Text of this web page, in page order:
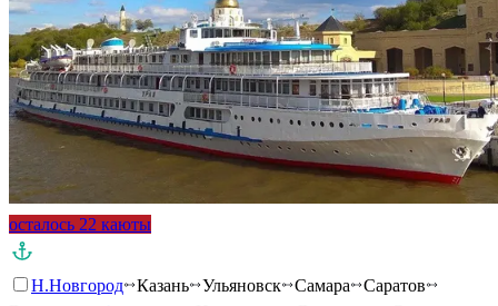
осталось 22 каюты
Н.Новгород Казань Ульяновск Самара
Саратов